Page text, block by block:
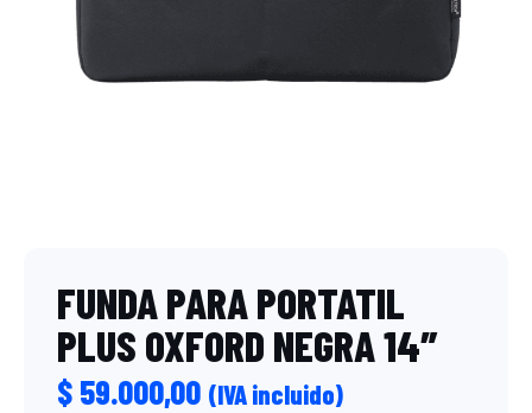
FUNDA PARA PORTATIL
PLUS OXFORD NEGRA 14″
$ 59.000,00 (IVA incluido)